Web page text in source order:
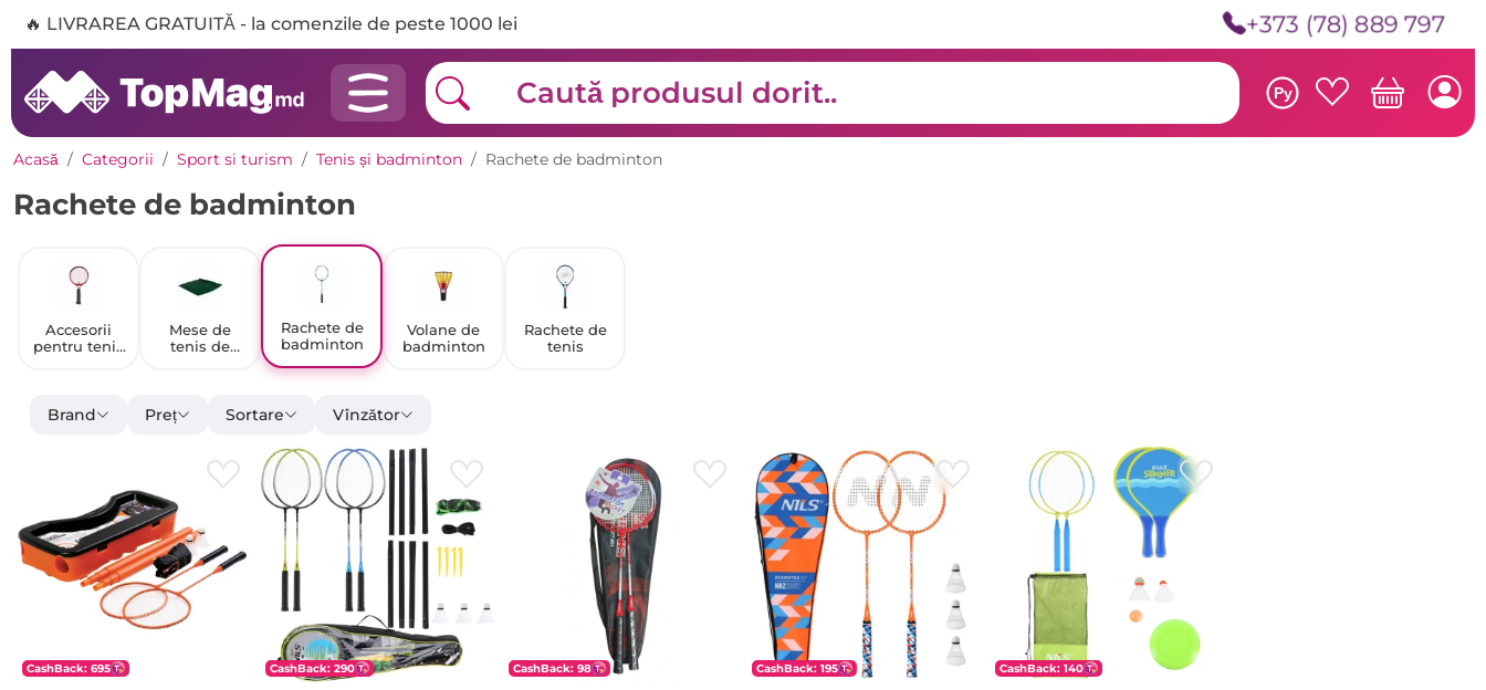
🔥 LIVRAREA GRATUITĂ - la comenzile de peste 1000 lei +373 (78) 889 797
Ру
Acasă Categorii Sport si turism Tenis și badminton Rachete de badminton
Rachete de badminton
Accesorii
pentru tenis
Mese de
tenis de
Rachete de
badminton
Volane de
badminton
Rachete de
tenis
Brand Preț Sortare Vînzător
CashBack: 695 CashBack: 290 CashBack: 98 CashBack: 195 CashBack: 140